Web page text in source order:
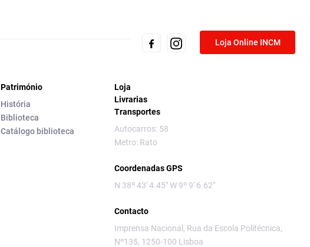
Loja Online INCM
Património
História
Biblioteca
Catálogo biblioteca
Loja
Livrarias
Transportes
Autocarros: 58
Metro: Rato
Coordenadas GPS
N 38º 43' 4.45" W 9º 9' 6.62"
Contacto
Imprensa Nacional, Rua da Escola Politécnica,
Nº135, 1250-100 Lisboa